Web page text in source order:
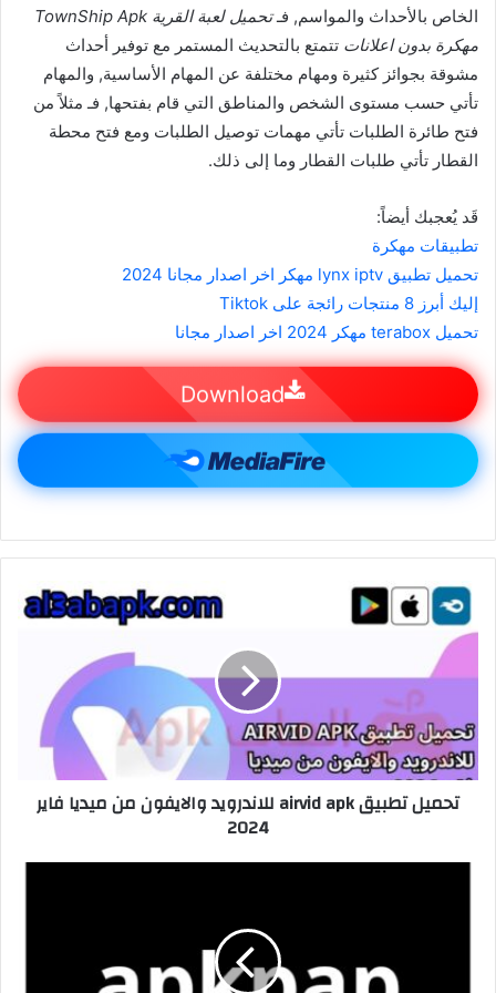
الخاص بالأحداث والمواسم, فـ
تحميل لعبة القرية TownShip Apk
مهكرة بدون اعلانات تتمتع بالتحديث المستمر مع توفير أحداث
مشوقة بجوائز كثيرة ومهام مختلفة عن المهام الأساسية, والمهام
تأتي حسب مستوى الشخص والمناطق التي قام بفتحها, فـ مثلاً من
فتح طائرة الطلبات تأتي مهمات توصيل الطلبات ومع فتح محطة
القطار تأتي طلبات القطار وما إلى ذلك.
قَد يُعجبك أيضاً:
تطبيقات مهكرة
تحميل تطبيق lynx iptv مهكر اخر اصدار مجانا 2024
إليك أبرز 8 منتجات رائجة على Tiktok
تحميل terabox مهكر 2024 اخر اصدار مجانا
Download
تحميل تطبيق airvid apk للاندرويد والايفون من ميديا ​​فاير
2024